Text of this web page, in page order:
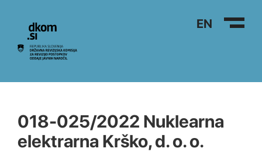
Na vsebino EN
018-025/2022 Nuklearna
elektrarna Krško, d. o. o.